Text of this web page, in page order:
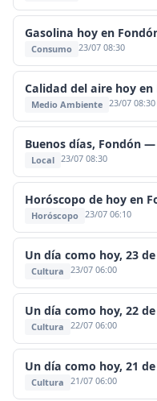
Gasolina hoy en
Consumo 23/07 08:30
Calidad del aire hoy
Medio Ambiente 23/07 08:30
Buenos días, Fondón
Local 23/07 08:30
Horóscopo de hoy en
Horóscopo 23/07 06:10
Un día como hoy, 23
Cultura 23/07 06:00
Un día como hoy, 22
Cultura 22/07 06:00
Un día como hoy, 21
Cultura 21/07 06:00